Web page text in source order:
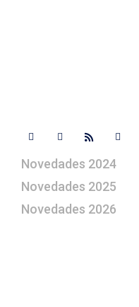
Novedades 2024
Novedades 2025
Novedades 2026